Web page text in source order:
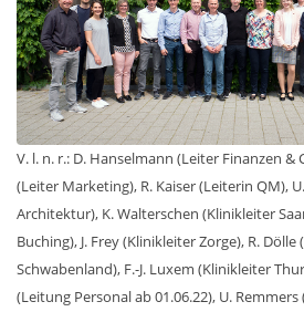
V. l. n. r.: D. Hanselmann (Leiter Finanzen
(Leiter Marketing), R. Kaiser (Leiterin QM),
Architektur), K. Walterschen (Klinikleiter
Buching), J. Frey (Klinikleiter Zorge), R.
Schwabenland), F.-J. Luxem (Klinikleiter
(Leitung Personal ab 01.06.22), U.